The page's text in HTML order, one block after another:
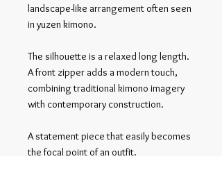
landscape-like arrangement often seen
in yuzen kimono.
The silhouette is a relaxed long length.
A front zipper adds a modern touch,
combining traditional kimono imagery
with contemporary construction.
A statement piece that easily becomes
the focal point of an outfit.